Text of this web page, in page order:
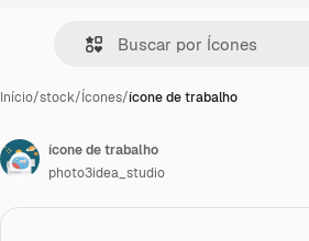
Início/stock/Ícones/ícone de trabalho
ícone de trabalho
photo3idea_studio